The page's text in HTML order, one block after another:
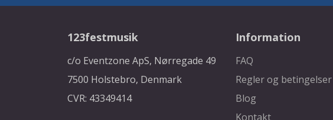
123festmusik
c/o Eventzone ApS, Nørregade 49
7500 Holstebro, Denmark
CVR: 43349414
Information
FAQ
Regler og betingelser
Blog
Kontakt